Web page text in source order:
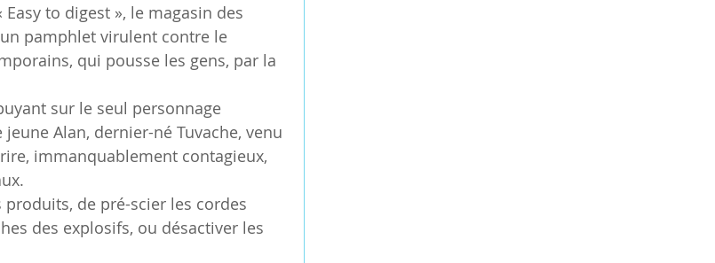
to digest », le magasin des
pamphlet virulent contre le
qui pousse les gens, par la
sur le seul personnage
Alan, dernier-né Tuvache, venu
immanquablement contagieux,
produits, de pré-scier les cordes
des explosifs, ou désactiver les